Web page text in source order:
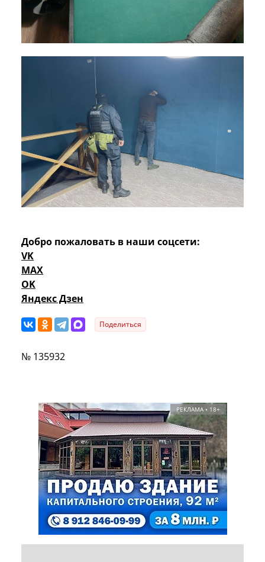
Добро пожаловать в наши соцсети:
VK
MAX
OK
Яндекс Дзен
Поделиться
№ 135932
РЕКЛАМА • 18+